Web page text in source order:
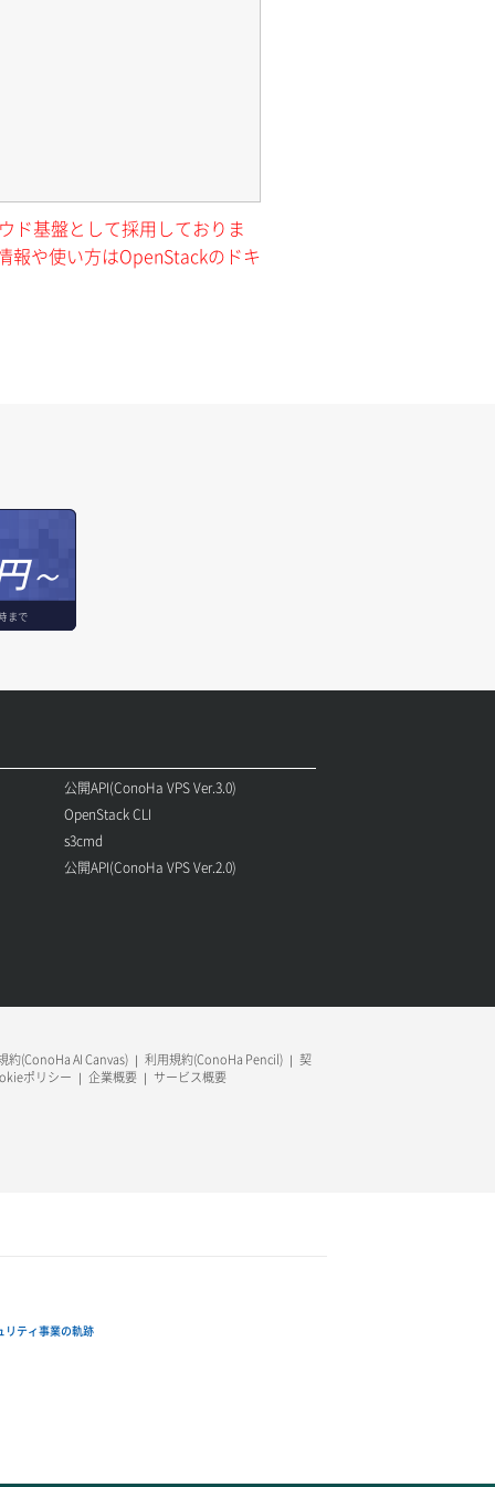
ド基盤として採用しておりま
報や使い方はOpenStackのドキ
～
まで
公開API(ConoHa VPS Ver.3.0)
OpenStack CLI
s3cmd
公開API(ConoHa VPS Ver.2.0)
約(ConoHa AI Canvas) 利用規約(ConoHa Pencil)
契
ポリシー 企業概要 サービス概要
リティ事業の軌跡